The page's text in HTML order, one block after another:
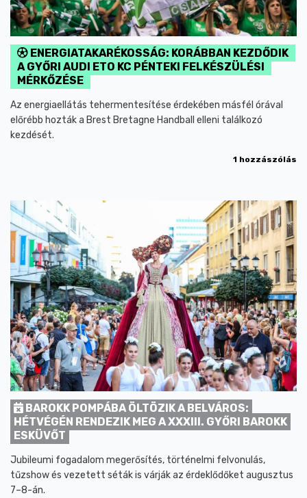
ENERGIATAKARÉKOSSÁG: KORÁBBAN KEZDŐDIK
A GYŐRI AUDI ETO KC PÉNTEKI FELKÉSZÜLÉSI
MÉRKŐZÉSE
Az energiaellátás tehermentesítése érdekében másfél órával
előrébb hozták a Brest Bretagne Handball elleni találkozó
kezdését.
1 hozzászólás
BAROKK POMPÁBA ÖLTÖZIK A BELVÁROS:
HÉTVÉGÉN RENDEZIK MEG A XXXIII. GYŐRI BAROKK
ESKÜVŐT
Jubileumi fogadalom megerősítés, történelmi felvonulás,
tűzshow és vezetett séták is várják az érdeklődőket augusztus
7–8-án.